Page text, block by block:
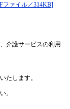
ファイル／314KB]
護サービスの利用
します。
。